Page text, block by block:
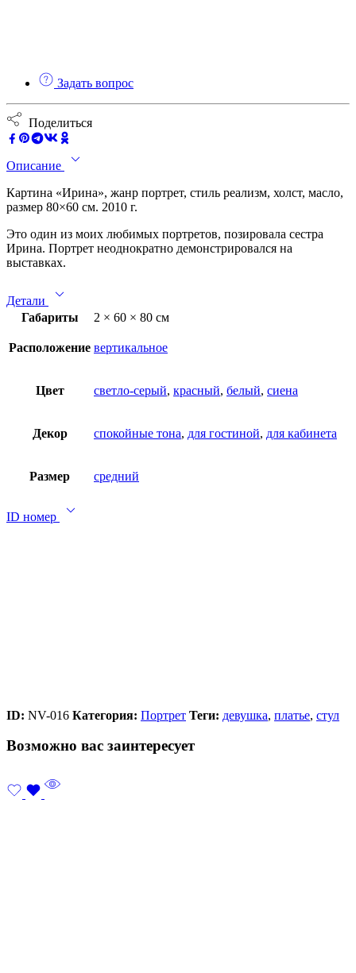
Задать вопрос
Поделиться
Описание
Картина «Ирина», жанр портрет, стиль реализм, холст, масло,
размер 80×60 см. 2010 г.
Это один из моих любимых портретов, позировала сестра
Ирина. Портрет неоднократно демонстрировался на
выставках.
Детали
Габариты
2 × 60 × 80 см
Расположение вертикальное
Цвет светло-серый, красный, белый, сиена
Декор спокойные тона, для гостиной, для кабинета
Размер средний
ID номер
ID: NV-016 Категория: Портрет Теги: девушка, платье, стул
Возможно вас заинтересует